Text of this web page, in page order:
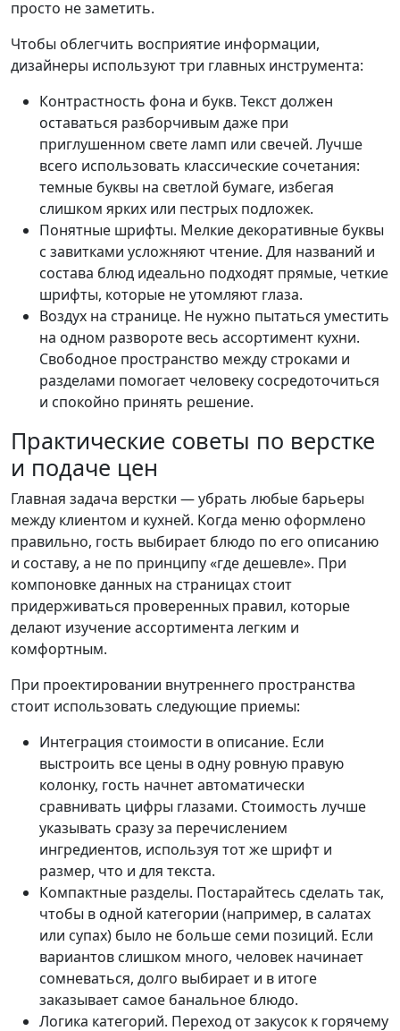
просто не заметить.
Чтобы облегчить восприятие информации,
дизайнеры используют три главных инструмента:
Контрастность фона и букв. Текст должен
оставаться разборчивым даже при
приглушенном свете ламп или свечей. Лучше
всего использовать классические сочетания:
темные буквы на светлой бумаге, избегая
слишком ярких или пестрых подложек.
Понятные шрифты. Мелкие декоративные буквы
с завитками усложняют чтение. Для названий и
состава блюд идеально подходят прямые, четкие
шрифты, которые не утомляют глаза.
Воздух на странице. Не нужно пытаться уместить
на одном развороте весь ассортимент кухни.
Свободное пространство между строками и
разделами помогает человеку сосредоточиться
и спокойно принять решение.
Практические советы по верстке
и подаче цен
Главная задача верстки — убрать любые барьеры
между клиентом и кухней. Когда меню оформлено
правильно, гость выбирает блюдо по его описанию
и составу, а не по принципу «где дешевле». При
компоновке данных на страницах стоит
придерживаться проверенных правил, которые
делают изучение ассортимента легким и
комфортным.
При проектировании внутреннего пространства
стоит использовать следующие приемы:
Интеграция стоимости в описание. Если
выстроить все цены в одну ровную правую
колонку, гость начнет автоматически
сравнивать цифры глазами. Стоимость лучше
указывать сразу за перечислением
ингредиентов, используя тот же шрифт и
размер, что и для текста.
Компактные разделы. Постарайтесь сделать так,
чтобы в одной категории (например, в салатах
или супах) было не больше семи позиций. Если
вариантов слишком много, человек начинает
сомневаться, долго выбирает и в итоге
заказывает самое банальное блюдо.
Логика категорий. Переход от закусок к горячему